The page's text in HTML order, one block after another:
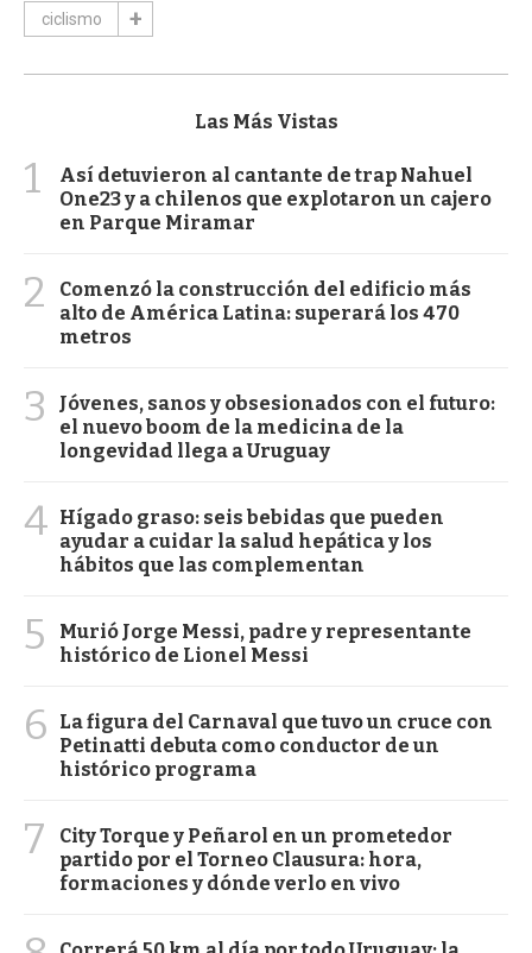
ciclismo
Las Más Vistas
1
Así detuvieron al cantante de trap Nahuel
One23 y a chilenos que explotaron un cajero
en Parque Miramar
2
Comenzó la construcción del edificio más
alto de América Latina: superará los 470
metros
3
Jóvenes, sanos y obsesionados con el futuro:
el nuevo boom de la medicina de la
longevidad llega a Uruguay
4 Hígado graso: seis bebidas que pueden
ayudar a cuidar la salud hepática y los
hábitos que las complementan
5
Murió Jorge Messi, padre y representante
histórico de Lionel Messi
6
La figura del Carnaval que tuvo un cruce con
Petinatti debuta como conductor de un
histórico programa
7
City Torque y Peñarol en un prometedor
partido por el Torneo Clausura: hora,
formaciones y dónde verlo en vivo